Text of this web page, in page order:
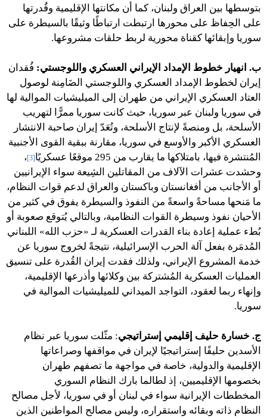
بتوسطها بين العراق ولبنان، كما أن مكانتها الإقليمية وقُدرتها
على الحِفاظ على محورها ارتبطت ارتباطًا وثيقًا بالسيطرة على
سوريا وإبقائها كقناة محورية لربط حلقات مشروعها.
ب. انهيار خطوط الإمداد الإيراني العسكري واللوجستي: فُقدان
إيران لخطوط الإمداد العسكري واللوجستي الضَامِنة لوصول
العتاد العسكري الإيراني من طهران إلى الميليشيات الموالية لها
في سوريا ولبنان عبر سوريا، حيث كانت سوريا ممرًّا لتهريب
الأسلحة، بل ومنصةً لإنتاج الأسلحة، وتُعَدّ إيران صاحبة الانتشار
العسكري الأكبر والأوسع في سوريا، مقارنة ببقية القوى الأجنبية
المُنتشرة فيها، بامتلاكها ما يقارب من 295 موقعًا عسكريًا
[3]
،
وحشدت عشرات الآلاف من المقاتلين الشِيعة سواء الإيرانيين
أو الأجانب من أفغانستان وباكستان والعراق لدعم قوات النظام،
ما مَنحها مساحةً واسعةً من النفوذ والسيطرة يفوق في كثير من
الأحيان نفوذ وسيطرة القوات النظامية، وبالتالي يُتوقع صعوبة أو
بُطء عملية إعادة بناء القدرات العسكرية لـ «حزب الله» اللبناني
المُدمَرة بفعل آلة الحرب الإسرائيلية، نتيجةً لخروج سوريا عن
خدمة المشروع الإيراني، ولذلك فقدت إيران القُدرة على تنسيق
العمليات العسكرية المُشتركة بين وكلائها وأذرعها الإقليمية،
وإنهاء ربما لعقود، التواجد الميداني للميليشيات الموالية في
سوريا.
ج. خسارة حليف إقليمي إستراتيجي: مثّلت سوريا عبر نظام
الأسدين حليفًا إستراتيجيًا لإيران في مواقفها وصراعاتها
الإقليمية والدولية، خاصة في مواجهة ما تصفهم طهران
بخصومها الإقليميين، إذ لطالما بارك النظام السوري
المخططات الإيرانية سواء في لبنان أو في سوريا، لأجل مصالح
النظام ذاته وبقائه واستقراره، وليس مصالح المواطنين الذين